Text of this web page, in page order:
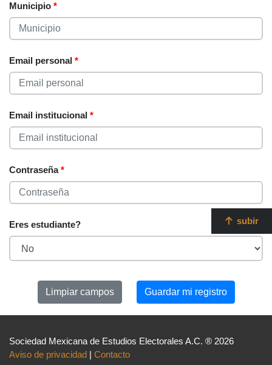
Municipio *
Email personal *
Email institucional *
Contraseña*
Eres estudiante? subir
Sociedad Mexicana de Estudios Electorales A.C. ® 2026
Aviso de privacidad | Contacto